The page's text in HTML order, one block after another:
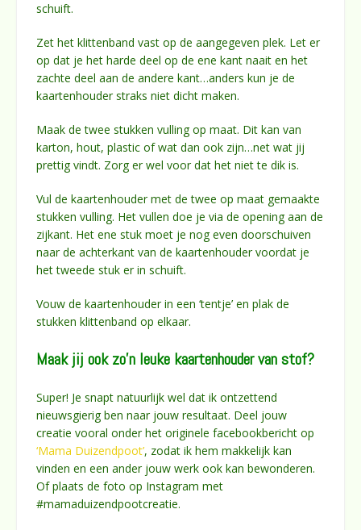
schuift.
Zet het klittenband vast op de aangegeven plek. Let er
op dat je het harde deel op de ene kant naait en het
zachte deel aan de andere kant…anders kun je de
kaartenhouder straks niet dicht maken.
Maak de twee stukken vulling op maat. Dit kan van
karton, hout, plastic of wat dan ook zijn…net wat jij
prettig vindt. Zorg er wel voor dat het niet te dik is.
Vul de kaartenhouder met de twee op maat gemaakte
stukken vulling. Het vullen doe je via de opening aan de
zijkant. Het ene stuk moet je nog even doorschuiven
naar de achterkant van de kaartenhouder voordat je
het tweede stuk er in schuift.
Vouw de kaartenhouder in een ‘tentje’ en plak de
stukken klittenband op elkaar.
Maak jij ook zo’n leuke kaartenhouder van stof?
Super! Je snapt natuurlijk wel dat ik ontzettend
nieuwsgierig ben naar jouw resultaat. Deel jouw
creatie vooral onder het originele facebookbericht op
‘Mama Duizendpoot’, zodat ik hem makkelijk kan
vinden en een ander jouw werk ook kan bewonderen.
Of plaats de foto op Instagram met
#mamaduizendpootcreatie.